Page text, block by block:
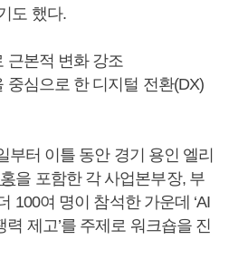
도 했다.
본적 변화 강조
중심으로 한 디지털 전환(DX)
부터 이틀 동안 경기 용인 엘리
을 포함한 각 사업본부장, 부
100여 명이 참석한 가운데 ‘AI
제고’를 주제로 워크숍을 진